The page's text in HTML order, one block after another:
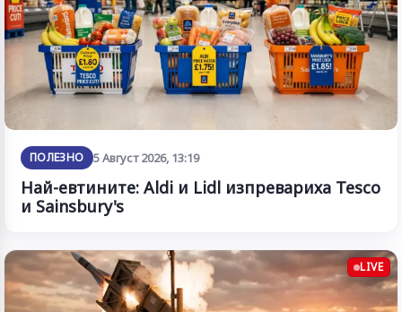
ПОЛЕЗНО 5 Август 2026, 13:19
Най-евтините: Aldi и Lidl изпревариха Tesco
и Sainsbury's
LIVE